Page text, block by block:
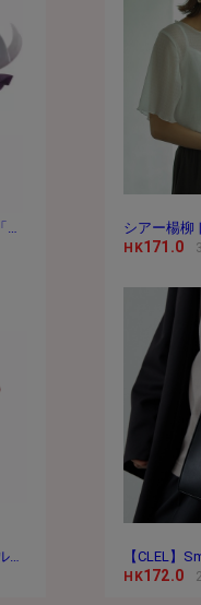
プラモデル 1/144 HG ベギルペンデ 「機動戦士ガ
HK171.0
HK172.0